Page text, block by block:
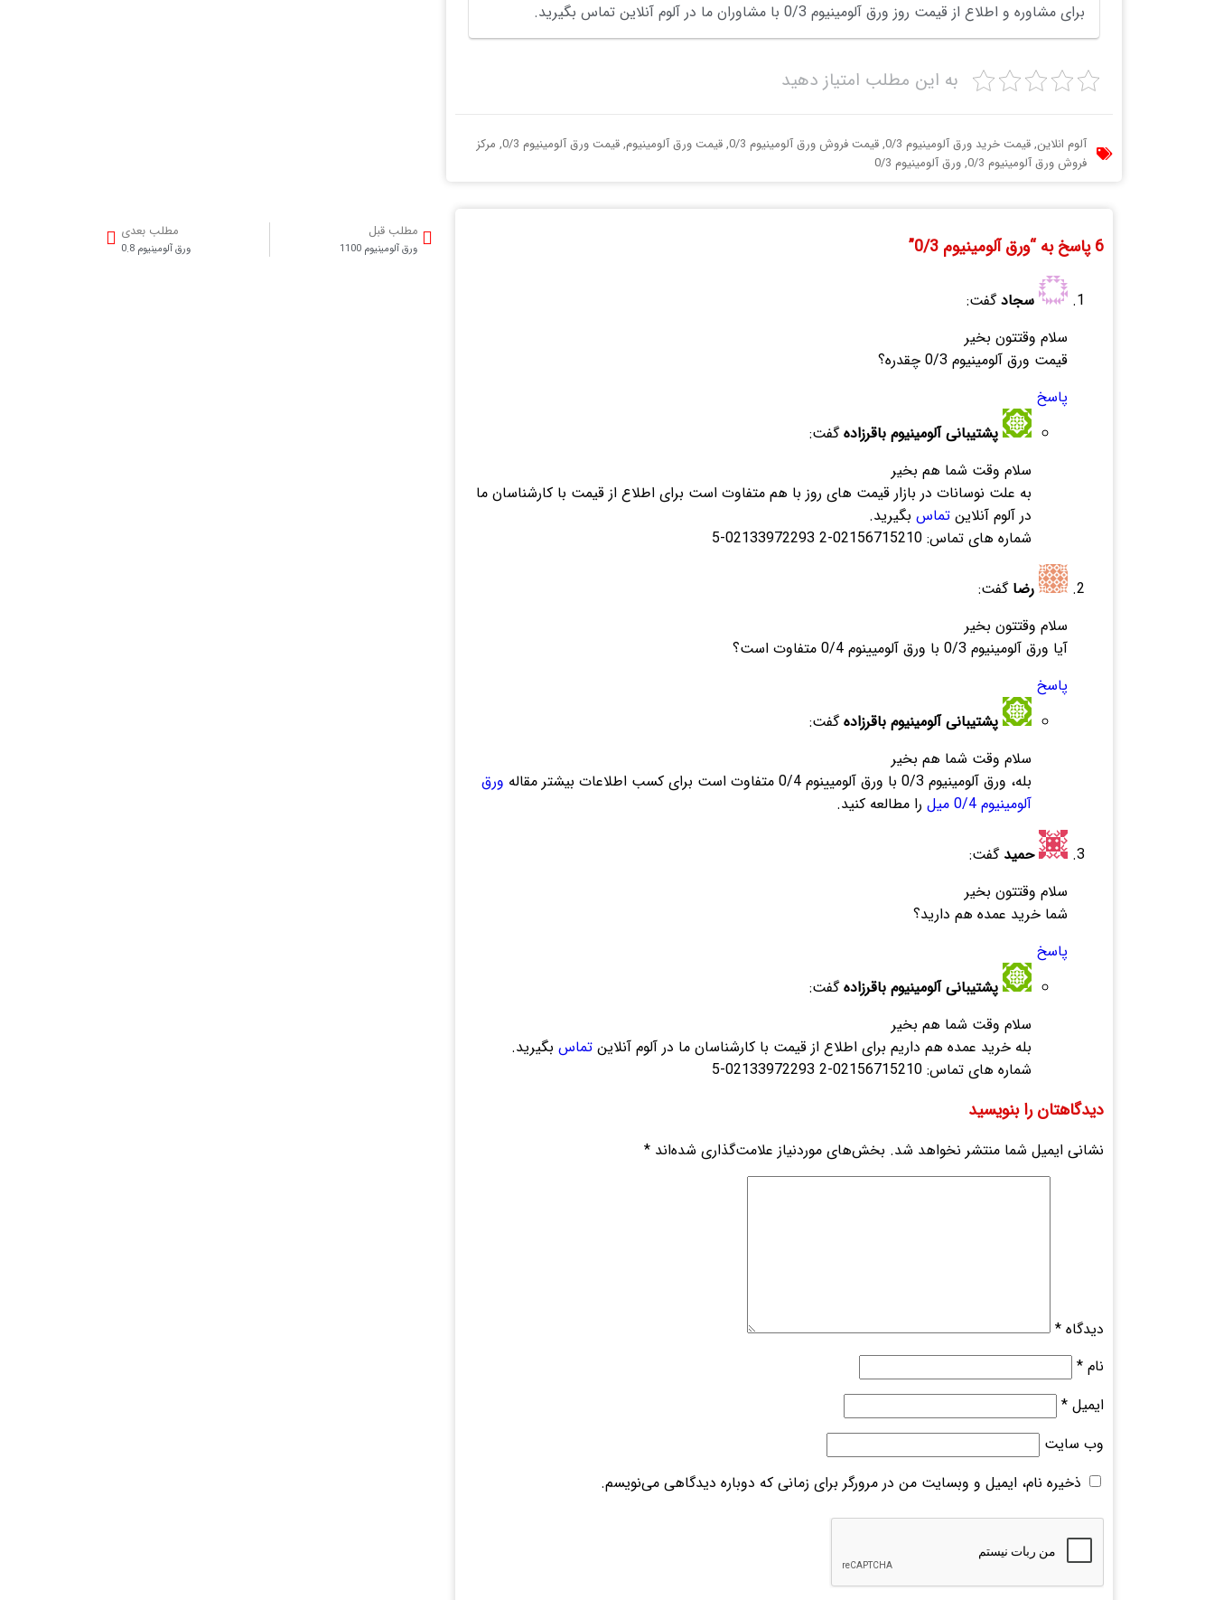
برای مشاوره و اطلاع از قیمت روز ورق آلومینیوم 0/3 با مشاوران ما در آلوم آنلاین تماس بگیرید.
به این مطلب امتیاز دهید
آلوم انلاین,قیمت خرید ورق آلومینیوم 0/3 ,قیمت فروش ورق آلومینیوم 0/3 ,قیمت ورق آلومینیوم,قیمت ورق آلومینیوم 0/3 , مرکز
فروش ورق آلومینیوم 0/3
,ورق آلومینیوم 0/3
6 پاسخ به “ورق آلومینیوم 0/3”
سجاد گفت:
سلام وقتتون بخیر
قیمت ورق آلومینیوم 0/3 چقدره؟
پاسخ
پشتیبانی آلومینیوم باقرزاده گفت:
سلام وقت شما هم بخیر
به علت نوسانات در بازار قیمت های روز با هم متفاوت است برای اطلاع از قیمت با کارشناسان ما
در آلوم آنلاین تماس بگیرید.
شماره های تماس: 02156715210-2 02133972293-5
رضا گفت:
سلام وقتتون بخیر
آیا ورق آلومینیوم 0/3 با ورق آلومیینوم 0/4 متفاوت است؟
پاسخ
پشتیبانی آلومینیوم باقرزاده گفت:
سلام وقت شما هم بخیر
بله، ورق آلومینیوم 0/3 با ورق آلومیینوم 0/4 متفاوت است برای کسب اطلاعات بیشتر مقاله
ورق
آلومینیوم 0/4 میل
را مطالعه کنید.
حمید گفت:
سلام وقتتون بخیر
شما خرید عمده هم دارید؟
پاسخ
پشتیبانی آلومینیوم باقرزاده گفت:
سلام وقت شما هم بخیر
بله خرید عمده هم داریم برای اطلاع از قیمت با کارشناسان ما در آلوم آنلاین تماس بگیرید.
شماره های تماس: 02156715210-2 02133972293-5
دیدگاهتان را بنویسید
نشانی ایمیل شما منتشر نخواهد شد. بخش‌های موردنیاز علامت‌گذاری شده‌اند *
دیدگاه *
نام *
ایمیل *
وب‌ سایت
ذخیره نام، ایمیل و وبسایت من در مرورگر برای زمانی که دوباره دیدگاهی می‌نویسم.
مطلب قبل
ورق آلومینیوم 1100
مطلب بعدی
ورق آلومینیوم 0.8